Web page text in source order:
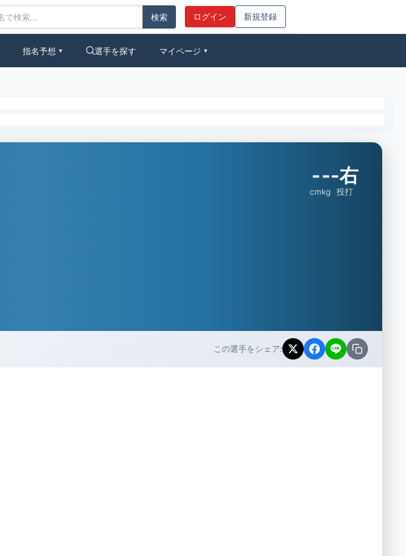
ログイン 新規登録
指名予想 ▼ 選手を探す マイページ ▼
-
cm
-
kg
-右
投打
この選手をシェア: